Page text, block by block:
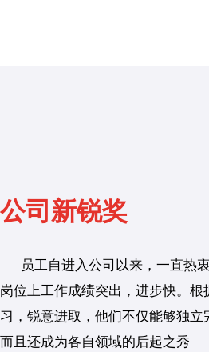
公司新锐奖
员工自进入公司以来，一直热
岗位上工作成绩突出，进步快。
习，锐意进取，他们不仅能够独
而且还成为各自领域的后起之秀